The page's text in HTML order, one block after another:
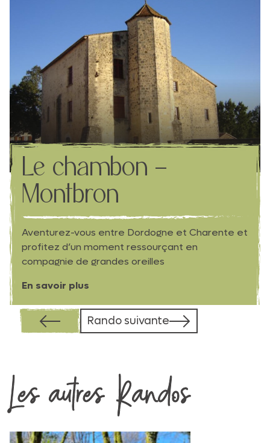
36 km
Le chambon –
Montbron
Aventurez-vous entre Dordogne et Charente et
profitez d’un moment ressourçant en
compagnie de grandes oreilles
En savoir plus
Rando suivante
Les autres Randos